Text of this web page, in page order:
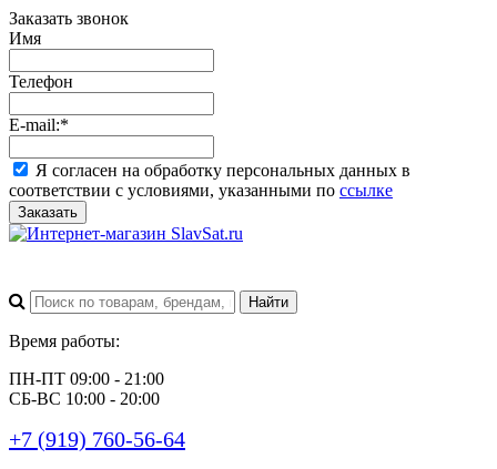
Заказать звонок
Имя
Телефон
E-mail:*
Я согласен на обработку персональных данных в
соответствии с условиями, указанными по ссылке
Заказать
Время работы:
ПН-ПТ 09:00 - 21:00
СБ-ВС 10:00 - 20:00
+7 (919) 760-56-64